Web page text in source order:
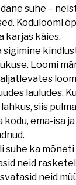
suhe –
Koduloomi
karjas käies.
sigimine
Loomi
lauludes.
siis
ema-isa
suhe ka
neid
neid